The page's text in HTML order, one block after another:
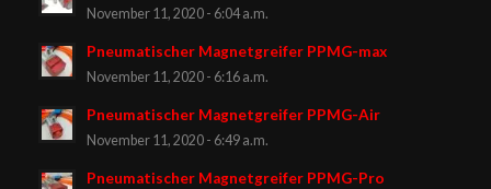
November 11, 2020 - 6:04 a.m.
Pneumatischer Magnetgreifer PPMG-max
November 11, 2020 - 6:16 a.m.
Pneumatischer Magnetgreifer PPMG-Air
November 11, 2020 - 6:49 a.m.
Pneumatischer Magnetgreifer PPMG-Pro